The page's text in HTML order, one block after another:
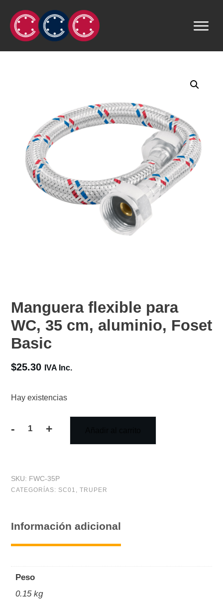
Manguera flexible para
WC, 35 cm, aluminio, Foset
Basic
$25.30 IVA Inc.
Hay existencias
-
WC,
cm,
cantidad
+
SKU: FWC-35P
CATEGORÍAS: SC01 , TRUPER
Información adicional
Peso
0.15 kg